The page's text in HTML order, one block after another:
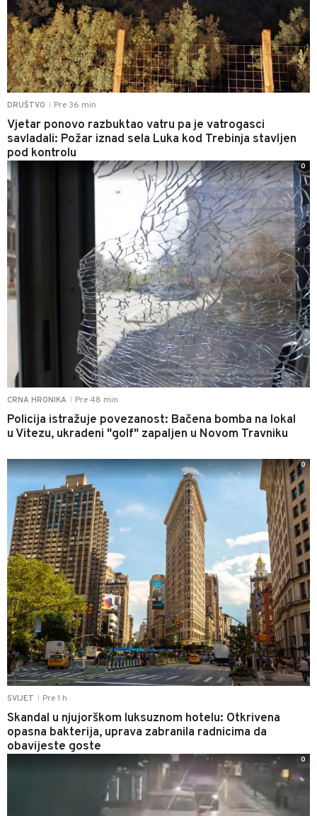
DRUŠTVO Pre 36 min
Vjetar ponovo razbuktao vatru pa je vatrogasci
savladali: Požar iznad sela Luka kod Trebinja stavljen
pod kontrolu
CRNA HRONIKA Pre 48 min
Policija istražuje povezanost: Bačena bomba na lokal
u Vitezu, ukradeni "golf" zapaljen u Novom Travniku
0
SVIJET Pre 1 h
Skandal u njujorškom luksuznom hotelu: Otkrivena
opasna bakterija, uprava zabranila radnicima da
obavijeste goste
0
0